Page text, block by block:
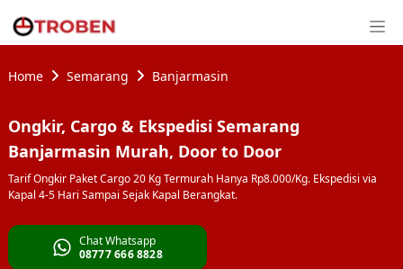
Home Semarang Banjarmasin
Ongkir, Cargo & Ekspedisi Semarang
Banjarmasin Murah, Door to Door
Tarif Ongkir Paket Cargo 20 Kg Termurah Hanya Rp8.000/Kg. Ekspedisi via
Kapal 4-5 Hari Sampai Sejak Kapal Berangkat.
Chat Whatsapp
08777 666 8828